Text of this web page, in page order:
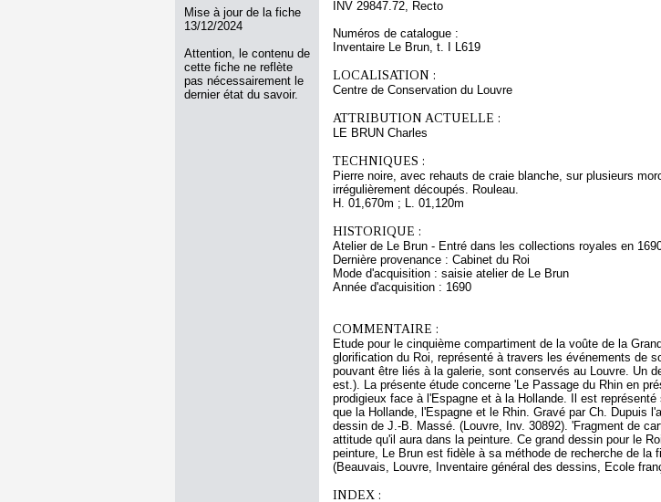
Mise à jour de la fiche
13/12/2024
Attention, le contenu de
cette fiche ne reflète
pas nécessairement le
dernier état du savoir.
INV 29847.72, Recto
Numéros de catalogue :
Inventaire Le Brun, t. I L619
LOCALISATION :
Centre de Conservation du Louvre
ATTRIBUTION ACTUELLE :
LE BRUN Charles
TECHNIQUES :
Pierre noire, avec rehauts de craie blanche, sur plusieurs
irrégulièrement découpés. Rouleau.
H. 01,670m ; L. 01,120m
HISTORIQUE :
Atelier de Le Brun - Entré dans les collections royales en
Dernière provenance : Cabinet du Roi
Mode d'acquisition : saisie atelier de Le Brun
Année d'acquisition : 1690
COMMENTAIRE :
Etude pour le cinquième compartiment de la voûte de la
glorification du Roi, représenté à travers les événements de
pouvant être liés à la galerie, sont conservés au Louvre. Un
est.). La présente étude concerne 'Le Passage du Rhin en
prodigieux face à l'Espagne et à la Hollande. Il est
que la Hollande, l'Espagne et le Rhin. Gravé par Ch. Dupuis
dessin de J.-B. Massé. (Louvre, Inv. 30892). 'Fragment de
attitude qu'il aura dans la peinture. Ce grand dessin pour le
peinture, Le Brun est fidèle à sa méthode de recherche de
(Beauvais, Louvre, Inventaire général des dessins, Ecole
INDEX :